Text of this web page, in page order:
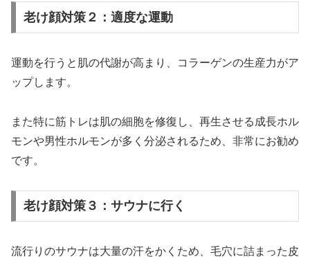
老け顔対策２：適度な運動
運動を行うと肌の代謝が高まり、コラーゲンの生産力がア
ップします。
また特に筋トレは肌の細胞を修復し、再生させる成長ホル
モンや男性ホルモンが多く分泌されるため、非常にお勧め
です。
老け顔対策３：サウナに行く
流行りのサウナは大量の汗をかくため、毛穴に詰まった皮